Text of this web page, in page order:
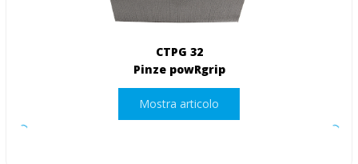
CTPG 32
Pinze powRgrip
Mostra articolo